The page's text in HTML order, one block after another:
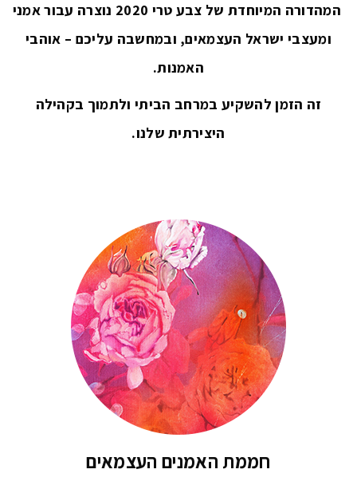
המהדורה המיוחדת של צבע טרי 2020 נוצרה עבור אמני
ומעצבי ישראל העצמאים, ובמחשבה עליכם – אוהבי
האמנות.
זה הזמן להשקיע במרחב הביתי ולתמוך בקהילה
היצירתית שלנו.
חממת האמנים העצמאים